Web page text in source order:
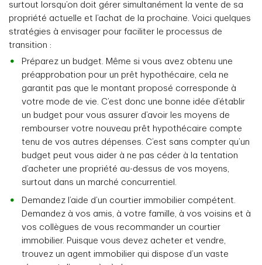
surtout lorsqu’on doit gérer simultanément la vente de sa
propriété actuelle et l’achat de la prochaine. Voici quelques
stratégies à envisager pour faciliter le processus de
transition :
Préparez un budget. Même si vous avez obtenu une
préapprobation pour un prêt hypothécaire, cela ne
garantit pas que le montant proposé corresponde à
votre mode de vie. C’est donc une bonne idée d’établir
un budget pour vous assurer d’avoir les moyens de
rembourser votre nouveau prêt hypothécaire compte
tenu de vos autres dépenses. C’est sans compter qu’un
budget peut vous aider à ne pas céder à la tentation
d’acheter une propriété au-dessus de vos moyens,
surtout dans un marché concurrentiel.
Demandez l’aide d’un courtier immobilier compétent.
Demandez à vos amis, à votre famille, à vos voisins et à
vos collègues de vous recommander un courtier
immobilier. Puisque vous devez acheter et vendre,
trouvez un agent immobilier qui dispose d’un vaste